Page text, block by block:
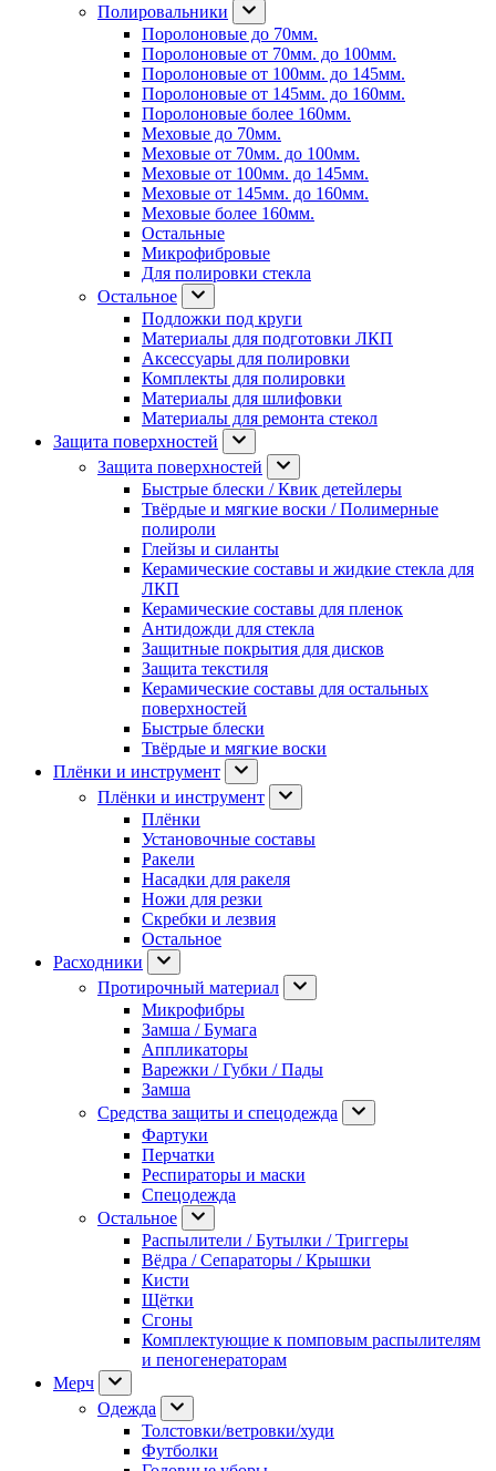
Полировальники
Поролоновые до 70мм.
Поролоновые от 70мм. до 100мм.
Поролоновые от 100мм. до 145мм.
Поролоновые от 145мм. до 160мм.
Поролоновые более 160мм.
Меховые до 70мм.
Меховые от 70мм. до 100мм.
Меховые от 100мм. до 145мм.
Меховые от 145мм. до 160мм.
Меховые более 160мм.
Остальные
Микрофибровые
Для полировки стекла
Остальное
Подложки под круги
Материалы для подготовки ЛКП
Аксессуары для полировки
Комплекты для полировки
Материалы для шлифовки
Материалы для ремонта стекол
Защита поверхностей
Защита поверхностей
Быстрые блески / Квик детейлеры
Твёрдые и мягкие воски / Полимерные
полироли
Глейзы и силанты
Керамические составы и жидкие стекла для
ЛКП
Керамические составы для пленок
Антидожди для стекла
Защитные покрытия для дисков
Защита текстиля
Керамические составы для остальных
поверхностей
Быстрые блески
Твёрдые и мягкие воски
Плёнки и инструмент
Плёнки и инструмент
Плёнки
Установочные составы
Ракели
Насадки для ракеля
Ножи для резки
Скребки и лезвия
Остальное
Расходники
Протирочный материал
Микрофибры
Замша / Бумага
Аппликаторы
Варежки / Губки / Пады
Замша
Средства защиты и спецодежда
Фартуки
Перчатки
Респираторы и маски
Спецодежда
Остальное
Распылители / Бутылки / Триггеры
Вёдра / Сепараторы / Крышки
Кисти
Щётки
Сгоны
Комплектующие к помповым распылителям
и пеногенераторам
Мерч
Одежда
Толстовки/ветровки/худи
Футболки